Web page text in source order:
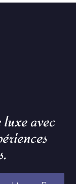
avec